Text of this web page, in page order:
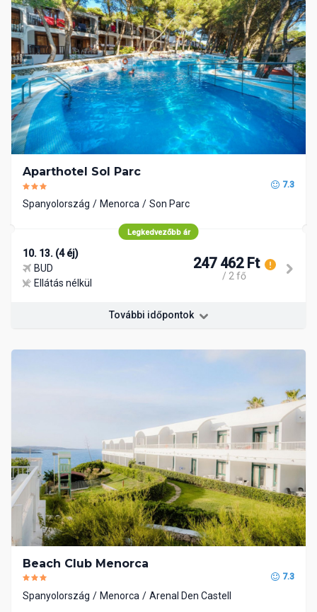
Aparthotel Sol Parc
7.3
Spanyolország Menorca Son Parc
Legkedvezőbb ár
10. 13. (4 éj)
BUD
Ellátás nélkül
247 462 Ft
/ 2 fő
További időpontok
Beach Club Menorca
7.3
Spanyolország Menorca Arenal Den Castell